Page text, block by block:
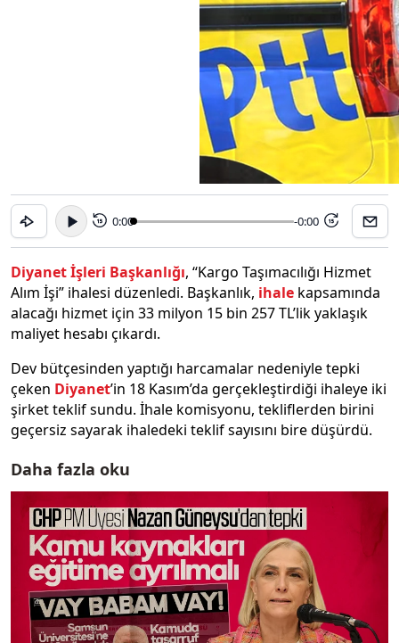
15 0:00 -0:00 15
Diyanet İşleri Başkanlığı, “Kargo Taşımacılığı Hizmet
Alım İşi” ihalesi düzenledi. Başkanlık, ihale kapsamında
alacağı hizmet için 33 milyon 15 bin 257 TL’lik yaklaşık
maliyet hesabı çıkardı.
Dev bütçesinden yaptığı harcamalar nedeniyle tepki
çeken Diyanet’in 18 Kasım’da gerçekleştirdiği ihaleye iki
şirket teklif sundu. İhale komisyonu, tekliflerden birini
geçersiz sayarak ihaledeki teklif sayısını bire düşürdü.
Daha fazla oku